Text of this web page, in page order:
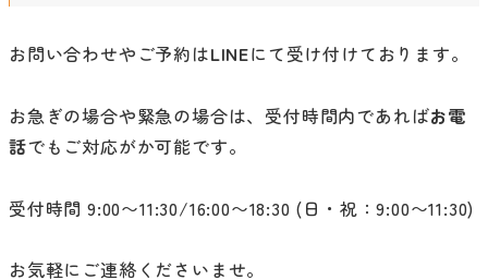
お問い合わせやご予約はLINEにて受け付けております。
お急ぎの場合や緊急の場合は、受付時間内であればお電
話でもご対応がか可能です。
受付時間 9:00〜11:30/16:00〜18:30 (日・祝：9:00〜11:30)
お気軽にご連絡くださいませ。